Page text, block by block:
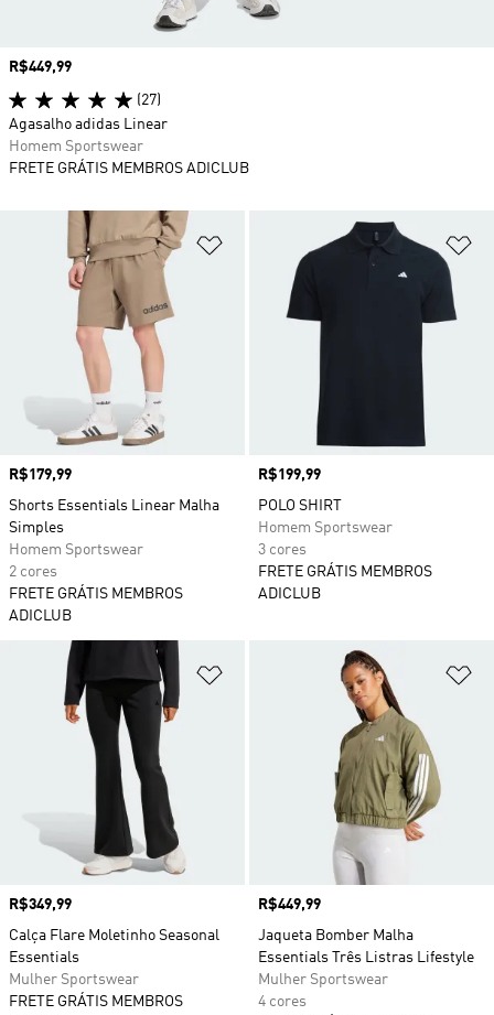
Adicionar à Lista de Desejos
Preço
R$179,99
Shorts Essentials Linear Malha
Simples
Homem Sportswear
2 cores
FRETE GRÁTIS MEMBROS
ADICLUB
Preço
R$199,99
POLO SHIRT
Homem Sportswear
3 cores
FRETE GRÁTIS MEMBROS
ADICLUB
Adicionar à Lista de Desejos
Preço
R$349,99
Calça Flare Moletinho Seasonal
Essentials
Mulher Sportswear
FRETE GRÁTIS MEMBROS
Preço
R$449,99
Jaqueta Bomber Malha
Essentials Três Listras Lifestyle
Mulher Sportswear
4 cores
Preço
R$449,99
(27)
Agasalho adidas Linear
Homem Sportswear
FRETE GRÁTIS MEMBROS ADICLUB